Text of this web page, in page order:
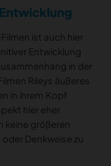
-Filmen ist auch hier
Entwicklung
in der
Rileys äußeres
in ihrem Kopf
hier eher
keine größeren
Denkweise zu